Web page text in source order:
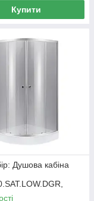
Купити
Душова кабіна
скло тоноване